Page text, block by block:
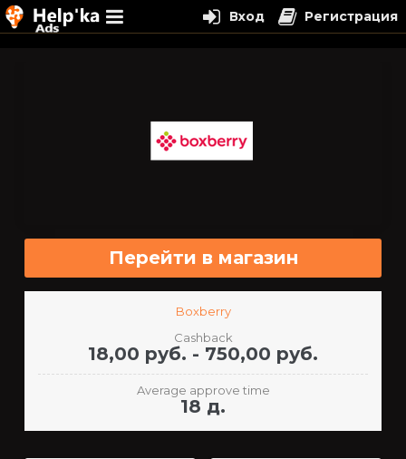
Перейти в магазин
Boxberry
Cashback
18,00 руб. - 750,00 руб.
Average approve time
18 д.
Вход Регистрация